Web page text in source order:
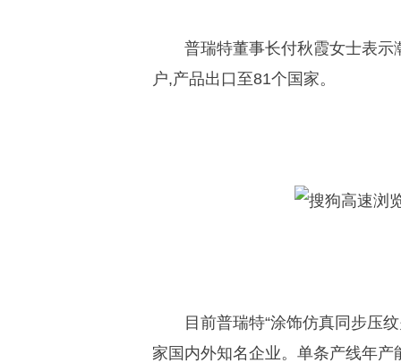
普瑞特董事长付秋霞女士表
户,产品出口至81个国家。
目前普瑞特“涂饰仿真同步压
家国内外知名企业。单条产线年